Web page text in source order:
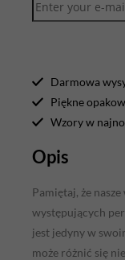
Darmowa
Piękne
Wzory w
Opis
Pamiętaj, że
występujących
jest jedyny w
może różnić się